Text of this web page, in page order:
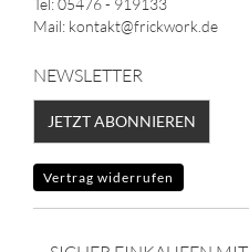
Tel: 05476 - 919133
Mail: kontakt@frickwork.de
NEWSLETTER
JETZT ABONNIEREN
Vertrag widerrufen